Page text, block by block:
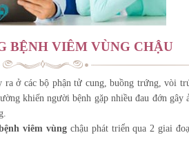
BỆNH VIÊM VÙNG CHẬU
ra ở các bộ phận tử cung, buồng trứng, vòi
khiến người bệnh gặp nhiều đau đớn gây
viêm vùngchậu phát triển qua 2 giai